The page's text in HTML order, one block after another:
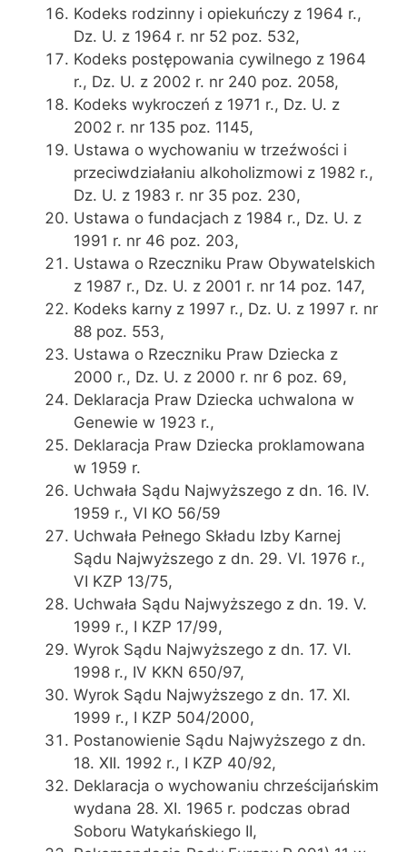
Kodeks rodzinny i opiekuńczy z 1964 r.,
Dz. U. z 1964 r. nr 52 poz. 532,
Kodeks postępowania cywilnego z 1964
r., Dz. U. z 2002 r. nr 240 poz. 2058,
Kodeks wykroczeń z 1971 r., Dz. U. z
2002 r. nr 135 poz. 1145,
Ustawa o wychowaniu w trzeźwości i
przeciwdziałaniu alkoholizmowi z 1982 r.,
Dz. U. z 1983 r. nr 35 poz. 230,
Ustawa o fundacjach z 1984 r., Dz. U. z
1991 r. nr 46 poz. 203,
Ustawa o Rzeczniku Praw Obywatelskich
z 1987 r., Dz. U. z 2001 r. nr 14 poz. 147,
Kodeks karny z 1997 r., Dz. U. z 1997 r. nr
88 poz. 553,
Ustawa o Rzeczniku Praw Dziecka z
2000 r., Dz. U. z 2000 r. nr 6 poz. 69,
Deklaracja Praw Dziecka uchwalona w
Genewie w 1923 r.,
Deklaracja Praw Dziecka proklamowana
w 1959 r.
Uchwała Sądu Najwyższego z dn. 16. IV.
1959 r., VI KO 56/59
Uchwała Pełnego Składu Izby Karnej
Sądu Najwyższego z dn. 29. VI. 1976 r.,
VI KZP 13/75,
Uchwała Sądu Najwyższego z dn. 19. V.
1999 r., I KZP 17/99,
Wyrok Sądu Najwyższego z dn. 17. VI.
1998 r., IV KKN 650/97,
Wyrok Sądu Najwyższego z dn. 17. XI.
1999 r., I KZP 504/2000,
Postanowienie Sądu Najwyższego z dn.
18. XII. 1992 r., I KZP 40/92,
Deklaracja o wychowaniu chrześcijańskim
wydana 28. XI. 1965 r. podczas obrad
Soboru Watykańskiego II,